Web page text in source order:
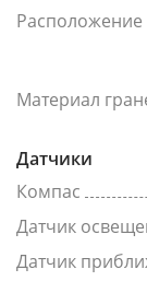
Расположение
Материал
Датчики
Компас
Датчик
Датчик